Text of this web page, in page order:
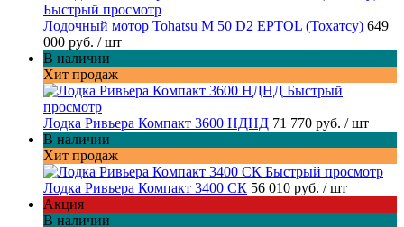
Быстрый просмотр
Лодочный мотор Tohatsu M 50 D2 EPTOL (Тохатсу) 649
000 руб. / шт
В наличии
Хит продаж
Быстрый
просмотр
Лодка Ривьера Компакт 3600 НДНД 71 770 руб. / шт
В наличии
Хит продаж
Быстрый просмотр
Лодка Ривьера Компакт 3400 СК 56 010 руб. / шт
Акция
В наличии